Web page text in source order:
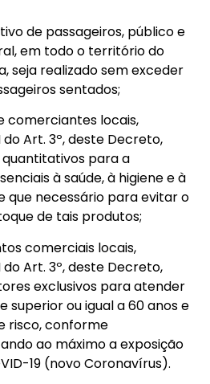
de passageiros, público e
em todo o território do
seja realizado sem exceder
sentados;
comerciantes locais,
Art. 3º, deste Decreto,
para a
à saúde, à higiene e à
que necessário para evitar o
de tais produtos;
comerciais locais,
Art. 3º, deste Decreto,
exclusivos para atender
superior ou igual a 60 anos e
risco, conforme
ao máximo a exposição
19 (novo Coronavírus).